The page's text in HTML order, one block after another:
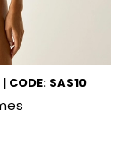
CODE: SAS10